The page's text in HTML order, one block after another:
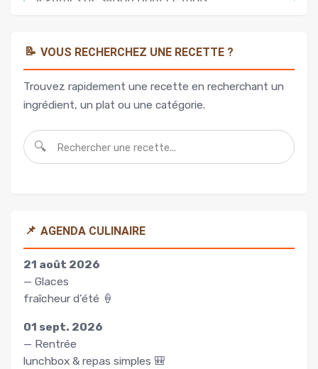
📝 VOUS RECHERCHEZ UNE RECETTE ?
Trouvez rapidement une recette en recherchant un
ingrédient, un plat ou une catégorie.
🔍
📌 AGENDA CULINAIRE
21 août 2026
— Glaces
fraîcheur d’été 🍦
01 sept. 2026
— Rentrée
lunchbox & repas simples 🎒